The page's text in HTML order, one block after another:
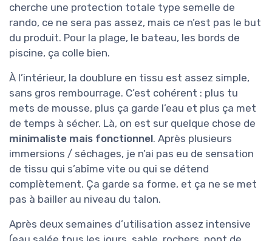
cherche une protection totale type semelle de
rando, ce ne sera pas assez, mais ce n’est pas le but
du produit. Pour la plage, le bateau, les bords de
piscine, ça colle bien.
À l’intérieur, la doublure en tissu est assez simple,
sans gros rembourrage. C’est cohérent : plus tu
mets de mousse, plus ça garde l’eau et plus ça met
de temps à sécher. Là, on est sur quelque chose de
minimaliste mais fonctionnel. Après plusieurs
immersions / séchages, je n’ai pas eu de sensation
de tissu qui s’abîme vite ou qui se détend
complètement. Ça garde sa forme, et ça ne se met
pas à bailler au niveau du talon.
Après deux semaines d’utilisation assez intensive